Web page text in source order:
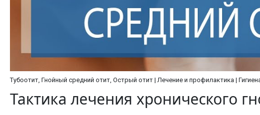
Тубоотит, Гнойный средний отит, Острый отит | Лечение и профилактика |
Тактика лечения хронического